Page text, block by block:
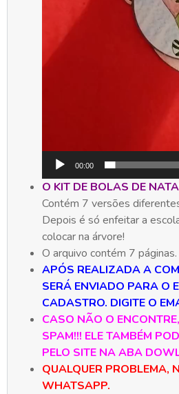
00:00
O KIT DE BOLAS DE
Contém 7 versões
Depois é só enfeitar a
colocar na árvore!
O arquivo contém 7 páginas.
APÓS REALIZADA A
SERÁ ENVIADO PARA O
CADASTRO. DIGITE O
CASO NÃO O
SPAM!!! ELE TAMBÉM
PELO SITE NA ABA
QUALQUER PROBLEMA,
WHATSAPP.